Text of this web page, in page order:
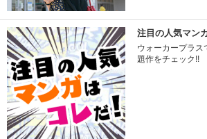
注目の人気マン
ウォーカープラス
題作をチェック!!